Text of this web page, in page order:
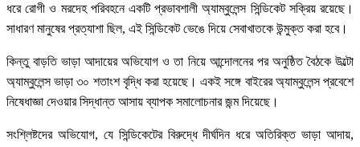
ধরে রোগী ও মরদেহ পরিবহনে একটি প্রভাবশালী অ্যাম্বুলেন্স সিন্ডিকেট সক্রিয় রয়েছে।
সাধারণ মানুষের প্রত্যাশা ছিল, এই সিন্ডিকেট ভেঙে দিয়ে সেবাখাতকে উন্মুক্ত করা হবে।
কিন্তু বাড়তি ভাড়া আদায়ের অভিযোগ ও তা নিয়ে আন্দোলনের পর অনুষ্ঠিত বৈঠকে উল্টো
অ্যাম্বুলেন্স ভাড়া ৩০ শতাংশ বৃদ্ধি করা হয়েছে। একই সঙ্গে বাইরের অ্যাম্বুলেন্স প্রবেশে
নিষেধাজ্ঞা দেওয়ার সিদ্ধান্ত আসায় ব্যাপক সমালোচনার জন্ম দিয়েছে।
সংশ্লিষ্টদের অভিযোগ, যে সিন্ডিকেটের বিরুদ্ধে দীর্ঘদিন ধরে অতিরিক্ত ভাড়া আদায়,